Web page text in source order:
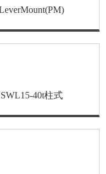
40t柱式